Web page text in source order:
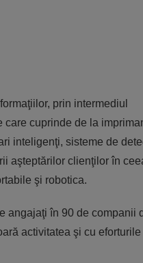
prin intermediul
cuprinde de la
inteligenţi, sisteme de
aşteptărilor clienţilor în
şi robotica.
angajaţi în 90 de companii
activitatea şi cu eforturile